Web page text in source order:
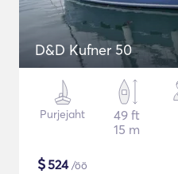
D&D Kufner 50
Purjejaht
49 ft
15 m
$524/öö